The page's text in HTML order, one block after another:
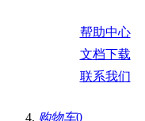
帮助中心
文档下载
联系我们
购物车0